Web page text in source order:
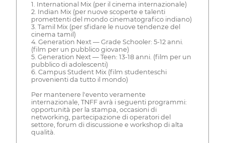
1. International Mix (per il cinema internazionale)
2. Indian Mix (per nuove scoperte e talenti
promettenti del mondo cinematografico indiano)
3. Tamil Mix (per sfidare le nuove tendenze del
cinema tamil)
4. Generation Next — Grade Schooler: 5-12 anni.
(film per un pubblico giovane)
5. Generation Next — Teen: 13-18 anni. (film per un
pubblico di adolescenti)
6. Campus Student Mix (film studenteschi
provenienti da tutto il mondo)
Per mantenere l'evento veramente
internazionale, TNFF avrà i seguenti programmi:
opportunità per la stampa, occasioni di
networking, partecipazione di operatori del
settore, forum di discussione e workshop di alta
qualità.